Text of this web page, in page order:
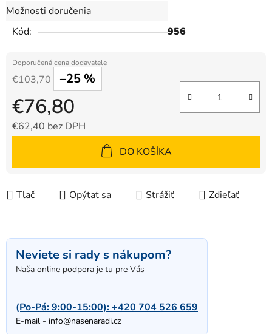
Možnosti doručenia
Kód:
956
€103,70 –25 %
€76,80
€62,40 bez DPH
DO KOŠÍKA
Tlač Opýtať sa Strážiť Zdieľať
Neviete si rady s nákupom?
Naša online podpora je tu pre Vás
(Po-Pá: 9:00-15:00):+420 704 526 659
E-mail - info@nasenaradi.cz